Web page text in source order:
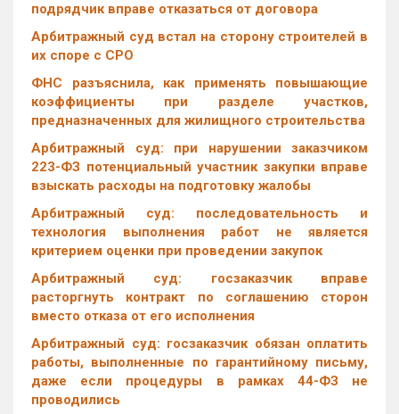
подрядчик вправе отказаться от договора
Арбитражный суд встал на сторону строителей в
их споре с СРО
ФНС разъяснила, как применять повышающие
коэффициенты при разделе участков,
предназначенных для жилищного строительства
Арбитражный суд: при нарушении заказчиком
223-ФЗ потенциальный участник закупки вправе
взыскать расходы на подготовку жалобы
Арбитражный суд: последовательность и
технология выполнения работ не является
критерием оценки при проведении закупок
Арбитражный суд: госзаказчик вправе
расторгнуть контракт по соглашению сторон
вместо отказа от его исполнения
Арбитражный суд: госзаказчик обязан оплатить
работы, выполненные по гарантийному письму,
даже если процедуры в рамках 44-ФЗ не
проводились